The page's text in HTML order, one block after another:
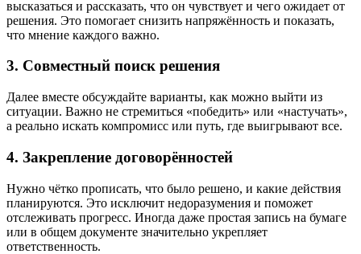
высказаться и рассказать, что он чувствует и чего ожидает от
решения. Это помогает снизить напряжённость и показать,
что мнение каждого важно.
3. Совместный поиск решения
Далее вместе обсуждайте варианты, как можно выйти из
ситуации. Важно не стремиться «победить» или «настучать»,
а реально искать компромисс или путь, где выигрывают все.
4. Закрепление договорённостей
Нужно чётко прописать, что было решено, и какие действия
планируются. Это исключит недоразумения и поможет
отслеживать прогресс. Иногда даже простая запись на бумаге
или в общем документе значительно укрепляет
ответственность.